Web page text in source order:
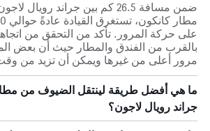
ضمن مسافة 26.5 كم بين جراند
على حركة المرور. تأكد من التحقق من
بالقرب من الفندق والمطار حيث أن بعض
مرور أعلى من غيرها ويمكن أن تزيد من
ما هي أفضل طريقة لينتقل الضيوف من
جراند رويال لاجون؟